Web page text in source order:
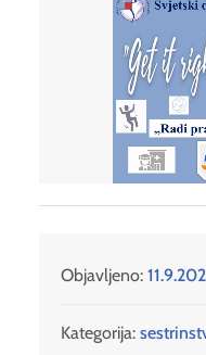
Objavljeno:
Kategorija: